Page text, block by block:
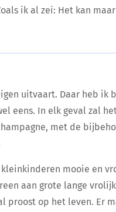
ik al zei: Het kan
uitvaart. Daar heb ik
eens. In elk geval zal
met de
mooie en
aan grote lange
proost op het leven. Er